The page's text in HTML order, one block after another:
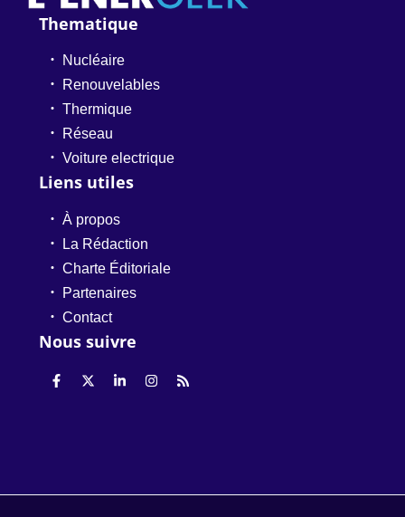
Thematique
Nucléaire
Renouvelables
Thermique
Réseau
Voiture electrique
Liens utiles
À propos
La Rédaction
Charte Éditoriale
Partenaires
Contact
Nous suivre